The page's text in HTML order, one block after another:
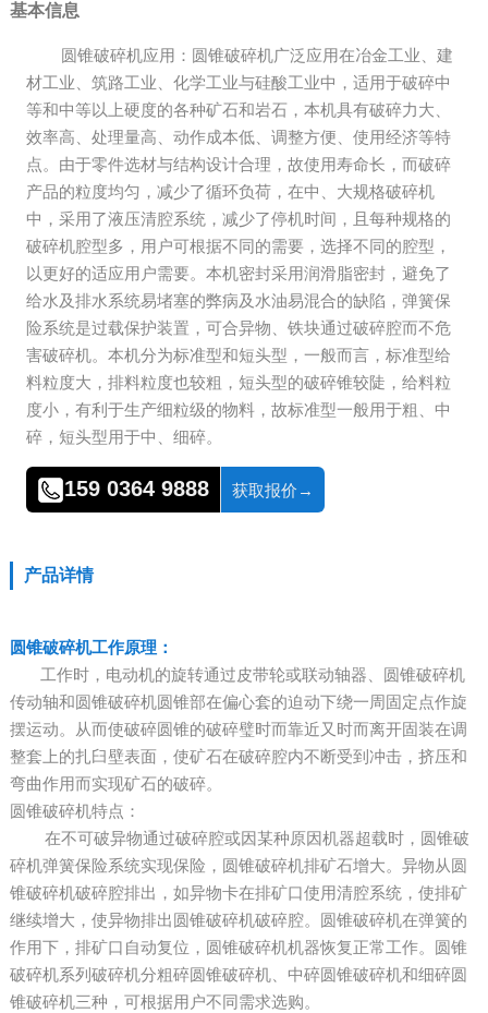
基本信息
圆锥破碎机应用：圆锥破碎机广泛应用在冶金工业、建
材工业、筑路工业、化学工业与硅酸工业中，适用于破碎中
等和中等以上硬度的各种矿石和岩石，本机具有破碎力大、
效率高、处理量高、动作成本低、调整方便、使用经济等特
点。由于零件选材与结构设计合理，故使用寿命长，而破碎
产品的粒度均匀，减少了循环负荷，在中、大规格破碎机
中，采用了液压清腔系统，减少了停机时间，且每种规格的
破碎机腔型多，用户可根据不同的需要，选择不同的腔型，
以更好的适应用户需要。本机密封采用润滑脂密封，避免了
给水及排水系统易堵塞的弊病及水油易混合的缺陷，弹簧保
险系统是过载保护装置，可合异物、铁块通过破碎腔而不危
害破碎机。本机分为标准型和短头型，一般而言，标准型给
料粒度大，排料粒度也较粗，短头型的破碎锥较陡，给料粒
度小，有利于生产细粒级的物料，故标准型一般用于粗、中
碎，短头型用于中、细碎。
159 0364 9888 获取报价→
产品详情
圆锥破碎机工作原理：
工作时，电动机的旋转通过皮带轮或联动轴器、圆锥破碎机
传动轴和圆锥破碎机圆锥部在偏心套的迫动下绕一周固定点作旋
摆运动。从而使破碎圆锥的破碎璧时而靠近又时而离开固装在调
整套上的扎臼壁表面，使矿石在破碎腔内不断受到冲击，挤压和
弯曲作用而实现矿石的破碎。
圆锥破碎机特点：
在不可破异物通过破碎腔或因某种原因机器超载时，圆锥破
碎机弹簧保险系统实现保险，圆锥破碎机排矿石增大。异物从圆
锥破碎机破碎腔排出，如异物卡在排矿口使用清腔系统，使排矿
继续增大，使异物排出圆锥破碎机破碎腔。圆锥破碎机在弹簧的
作用下，排矿口自动复位，圆锥破碎机机器恢复正常工作。圆锥
破碎机系列破碎机分粗碎圆锥破碎机、中碎圆锥破碎机和细碎圆
锥破碎机三种，可根据用户不同需求选购。